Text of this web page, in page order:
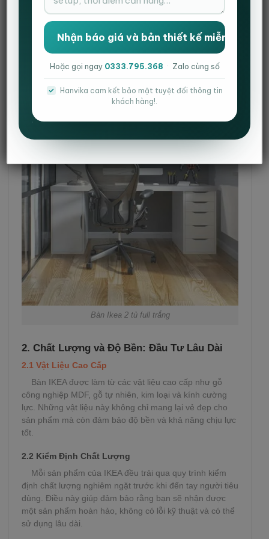
Bàn Ikea 2 tủ full trắng
2. Chất Lượng và Độ Bền: Đầu Tư Lâu Dài
2.1 Vật Liệu Cao Cấp
Bàn IKEA được làm từ các vật liệu cao cấp như gỗ
công nghiệp MDF, gỗ tự nhiên, kim loại và kính cường
lực. Những vật liệu này không chỉ mang lại vẻ đẹp cho
sản phẩm mà còn đảm bảo độ bền và khả năng chịu lực
tốt.
2.2 Kiểm Định Chất Lượng
Mỗi sản phẩm của IKEA đều trải qua quy trình kiểm
định chất lượng nghiêm ngặt trước khi đến tay người tiêu
dùng. Điều này giúp đảm bảo rằng bạn sẽ nhận được
một sản phẩm hoàn hảo, không có lỗi kỹ thuật và có thể
sử dụng lâu dài.
Hoặc gọi ngay 0333.795.368 · Zalo cùng số
Hanvika cam kết bảo mật tuyệt đối thông tin
khách hàng!.